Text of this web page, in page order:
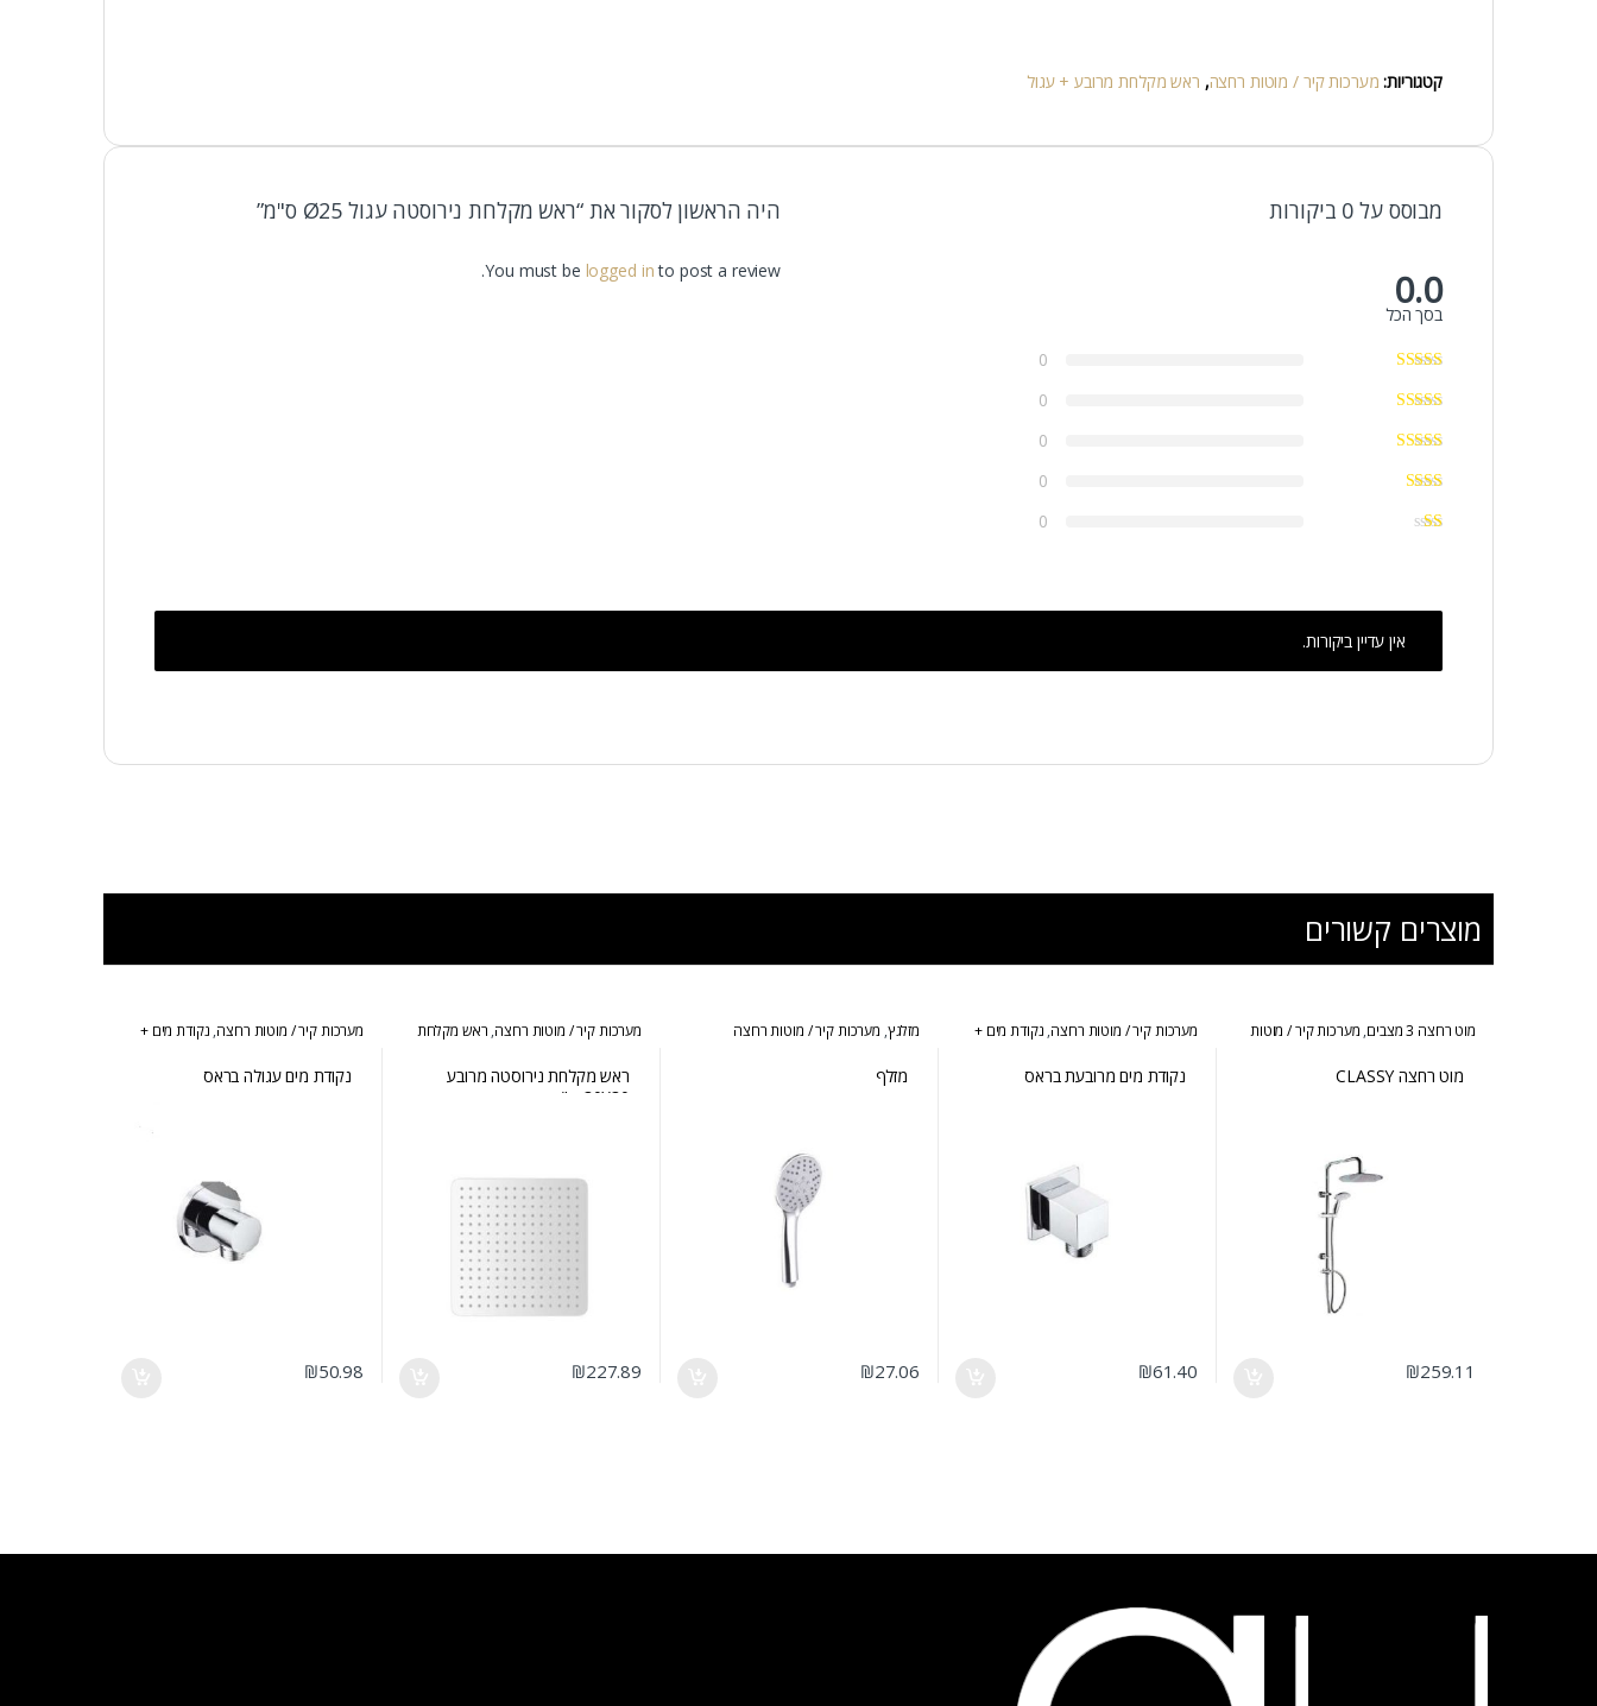
קטגוריות: מערכות קיר / מוטות רחצה, ראש מקלחת מרובע + עגול
מבוסס על 0 ביקורות
0.0
בסך הכל
0
0
0
0
0
היה הראשון לסקור את “ראש מקלחת נירוסטה עגול Ø25 ס"מ”
You must be logged into post a review.
אין עדיין ביקורות.
מוצרים קשורים
מוט רחצה 3 מצבים , מערכות קיר / מוטות
מוט רחצה CLASSY
₪259.11
מערכות קיר / מוטות רחצה, נקודת מים +
נקודת מים מרובעת בראס
₪61.40
מזלגץ, מערכות קיר / מוטות רחצה
מזלף
₪27.06
מערכות קיר / מוטות רחצה, ראש מקלחת
מרובע + עגול
ראש מקלחת נירוסטה מרובע
30X30 ס"מ
₪227.89
מערכות קיר / מוטות רחצה, נקודת מים +
נקודת מים עגולה בראס
₪50.98